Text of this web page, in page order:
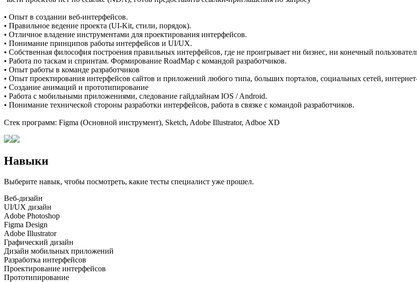
• Опыт в создании веб-интерфейсов.
• Правильное ведение проекта (UI-Kit, стили, порядок).
• Отличное владение инструментами для проектирования интерфейсов.
• Понимание принципов работы интерфейсов и UI/UX.
• Собственная философия построения правильных интерфейсов, где не проигрывает ни бизнес, ни конечный
• Работа по таскам и спринтам. Формирование RoadMap с командой разработчиков.
• Опыт работы в команде разработчиков
• Опыт проектирования интерфейсов сайтов и приложений любого типа, больших порталов, социальных сетей,
• Создание анимаций и прототипирование
• Работа с мобильными приложениями, следование гайдлайнам IOS / Android.
• Понимание технической стороны разработки интерфейсов, работа в связке с командой разработчиков.
Стек программ: Figma (Основной инструмент), Sketch, Adobe Illustrator, Adboe XD
Навыки
Выберите навык, чтобы посмотреть, какие тесты специалист уже прошел.
Веб-дизайн
UI/UX дизайн
Adobe Photoshop
Figma Design
Adobe Illustrator
Графический дизайн
Дизайн мобильных приложений
Разработка интерфейсов
Проектирование интерфейсов
Прототипирование